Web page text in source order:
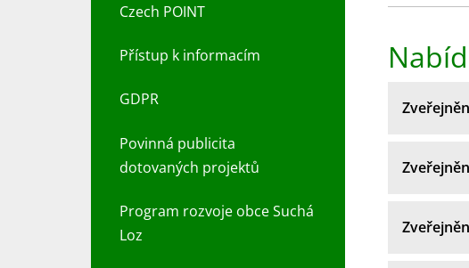
Czech POINT
Přístup k informacím
GDPR
Povinná publicita
dotovaných projektů
Program rozvoje obce Suchá
Loz